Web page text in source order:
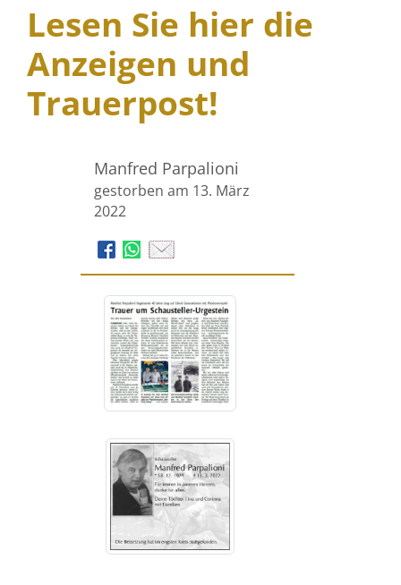
Lesen Sie hier die
Anzeigen und
Trauerpost!
Manfred Parpalioni
gestorben am 13. März
2022